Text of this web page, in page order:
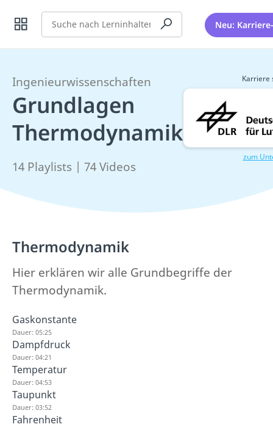
Suche Neu:
Ingenieurwissenschaften
Grundlagen
Thermodynamik
14 Playlists | 74 Videos
Karriere
zum
Thermodynamik
Hier erklären wir alle Grundbegriffe der
Thermodynamik.
Gaskonstante
Dauer: 05:25
Dampfdruck
Dauer: 04:21
Temperatur
Dauer: 04:53
Taupunkt
Dauer: 03:52
Fahrenheit